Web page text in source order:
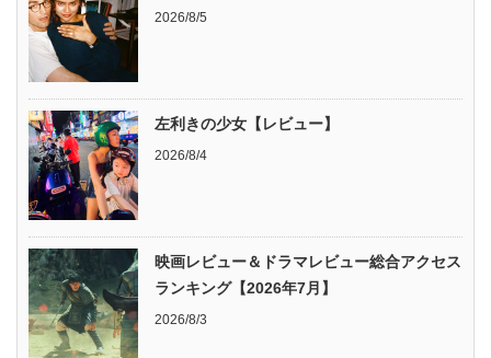
2026/8/5
左利きの少女【レビュー】
2026/8/4
映画レビュー＆ドラマレビュー総合アクセス
ランキング【2026年7月】
2026/8/3